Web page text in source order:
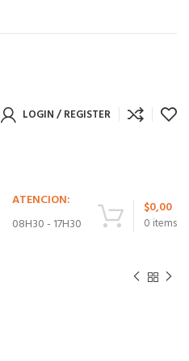
LOGIN / REGISTER
ATENCION:
08H30 - 17H30
0 items
$0,00